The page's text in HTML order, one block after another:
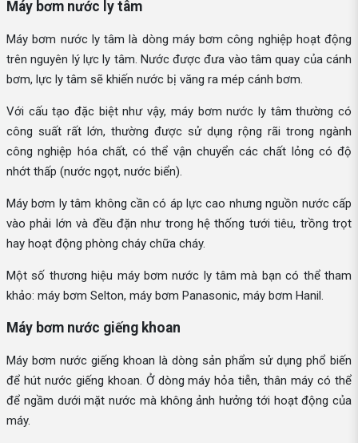
Máy bơm nước ly tâm
Máy bơm nước ly tâm là dòng máy bơm công nghiệp hoạt động
trên nguyên lý lực ly tâm. Nước được đưa vào tâm quay của cánh
bơm, lực ly tâm sẽ khiến nước bị văng ra mép cánh bơm.
Với cấu tạo đặc biệt như vậy, máy bơm nước ly tâm thường có
công suất rất lớn, thường được sử dụng rộng rãi trong ngành
công nghiệp hóa chất, có thể vận chuyển các chất lỏng có độ
nhớt thấp (nước ngọt, nước biển).
Máy bơm ly tâm không cần có áp lực cao nhưng nguồn nước cấp
vào phải lớn và đều đặn như trong hệ thống tưới tiêu, trồng trọt
hay hoạt động phòng cháy chữa cháy.
Một số thương hiệu máy bơm nước ly tâm mà bạn có thể tham
khảo: máy bơm Selton, máy bơm Panasonic, máy bơm Hanil.
Máy bơm nước giếng khoan
Máy bơm nước giếng khoan là dòng sản phẩm sử dụng phổ biến
để hút nước giếng khoan. Ở dòng máy hỏa tiễn, thân máy có thể
để ngầm dưới mặt nước mà không ảnh hưởng tới hoạt động của
máy.